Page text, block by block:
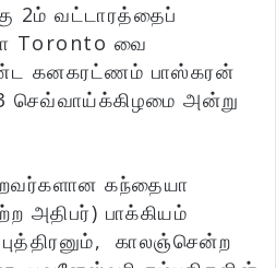
2ம் வட்டாரத்தைப்
Toronto வை
கனகரட்ணம் பாஸ்கரன்
செவ்வாய்க்கிழமை அன்று
கந்தையா
அதிபர்) பாக்கியம்
காலஞ்சென்ற